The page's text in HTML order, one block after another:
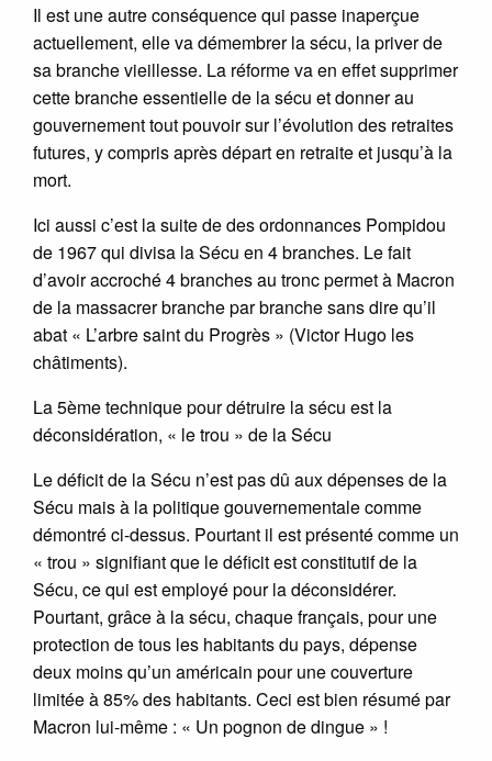
Il est une autre conséquence qui passe inaperçue
actuellement, elle va démembrer la sécu, la priver de
sa branche vieillesse. La réforme va en effet supprimer
cette branche essentielle de la sécu et donner au
gouvernement tout pouvoir sur l’évolution des retraites
futures, y compris après départ en retraite et jusqu’à la
mort.
Ici aussi c’est la suite de des ordonnances Pompidou
de 1967 qui divisa la Sécu en 4 branches. Le fait
d’avoir accroché 4 branches au tronc permet à Macron
de la massacrer branche par branche sans dire qu’il
abat « L’arbre saint du Progrès » (Victor Hugo les
châtiments).
La 5ème technique pour détruire la sécu est la
déconsidération, « le trou » de la Sécu
Le déficit de la Sécu n’est pas dû aux dépenses de la
Sécu mais à la politique gouvernementale comme
démontré ci-dessus. Pourtant il est présenté comme un
« trou » signifiant que le déficit est constitutif de la
Sécu, ce qui est employé pour la déconsidérer.
Pourtant, grâce à la sécu, chaque français, pour une
protection de tous les habitants du pays, dépense
deux moins qu’un américain pour une couverture
limitée à 85% des habitants. Ceci est bien résumé par
Macron lui-même : « Un pognon de dingue » !